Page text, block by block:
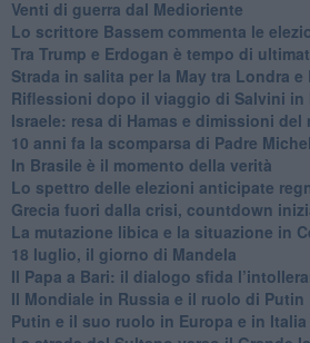
Venti di guerra dal Medioriente
Lo scrittore Bassem commenta le
Tra Trump e Erdogan è tempo di
Strada in salita per la May tra Londra e
Riflessioni dopo il viaggio di Salvini in
Israele: resa di Hamas e dimissioni del
10 anni fa la scomparsa di Padre
In Brasile è il momento della verità
Lo spettro delle elezioni anticipate
Grecia fuori dalla crisi, countdown
La mutazione libica e la situazione in
18 luglio, il giorno di Mandela
Il Papa a Bari: il dialogo sfida
Il Mondiale in Russia e il ruolo di Putin
Putin e il suo ruolo in Europa e in Italia